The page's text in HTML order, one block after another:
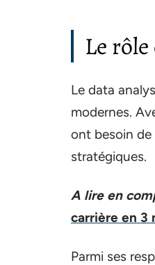
Le
Le data
modernes.
ont besoin de
stratégiques.
A lire en
carrière en 3
Parmi ses